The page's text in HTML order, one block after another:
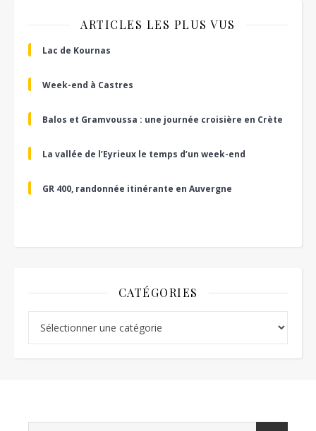
ARTICLES LES PLUS VUS
Lac de Kournas
Week-end à Castres
Balos et Gramvoussa : une journée croisière en Crète
La vallée de l’Eyrieux le temps d’un week-end
GR 400, randonnée itinérante en Auvergne
CATÉGORIES